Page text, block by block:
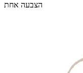
הצבעה אחת